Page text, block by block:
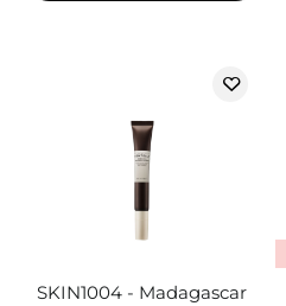
SKIN1004 - Madagascar